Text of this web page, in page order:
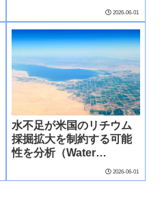
2026-06-01
水不足が米国のリチウム
採掘拡大を制約する可能
性を分析（Water
Scarcity Could Undercut
U.S. Lithium Mining）
2026-06-01